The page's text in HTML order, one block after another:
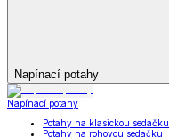
Napínací potahy
Napínací potahy
Potahy na klasickou sedačku
Potahy na rohovou sedačku